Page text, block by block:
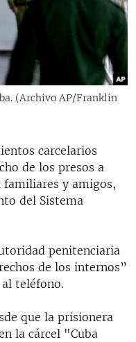
CUBA
LATINA
(Archivo AP/Franklin
carcelarios
de los presos a
familiares y amigos,
del Sistema
penitenciaria
de los internos”
teléfono.
que la prisionera
la cárcel "Cuba